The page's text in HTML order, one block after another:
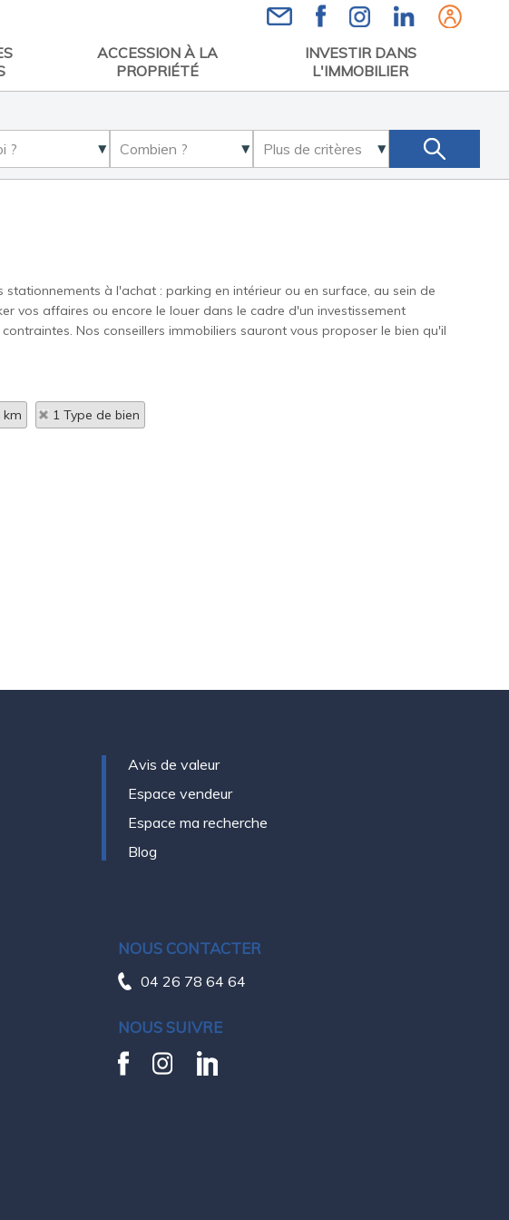
ACCESSION À LA
PROPRIÉTÉ
INVESTIR DANS
L'IMMOBILIER
à l'achat : parking en intérieur ou en surface, au sein de
vos affaires ou encore le louer dans le cadre d'un investissement
Nos conseillers immobiliers sauront vous proposer le bien qu'il
km 1 Type de bien
Avis de valeur
Espace vendeur
Espace ma recherche
Blog
NOUS CONTACTER
04 26 78 64 64
NOUS SUIVRE